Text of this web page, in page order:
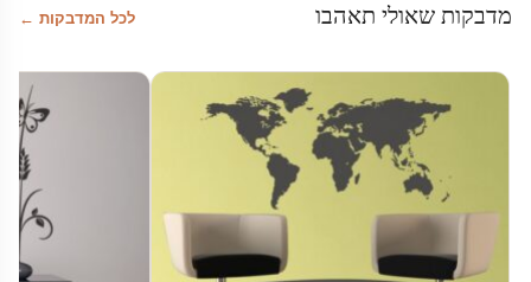
מדבקות שאולי תאהבו לכל המדבקות ←